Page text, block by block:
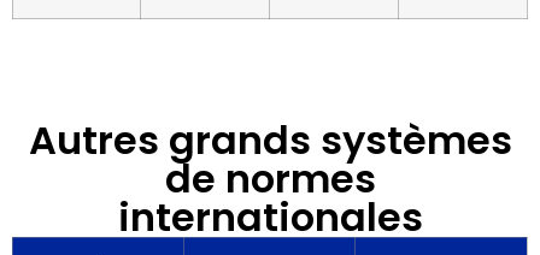
Autres grands systèmes
de normes
internationales